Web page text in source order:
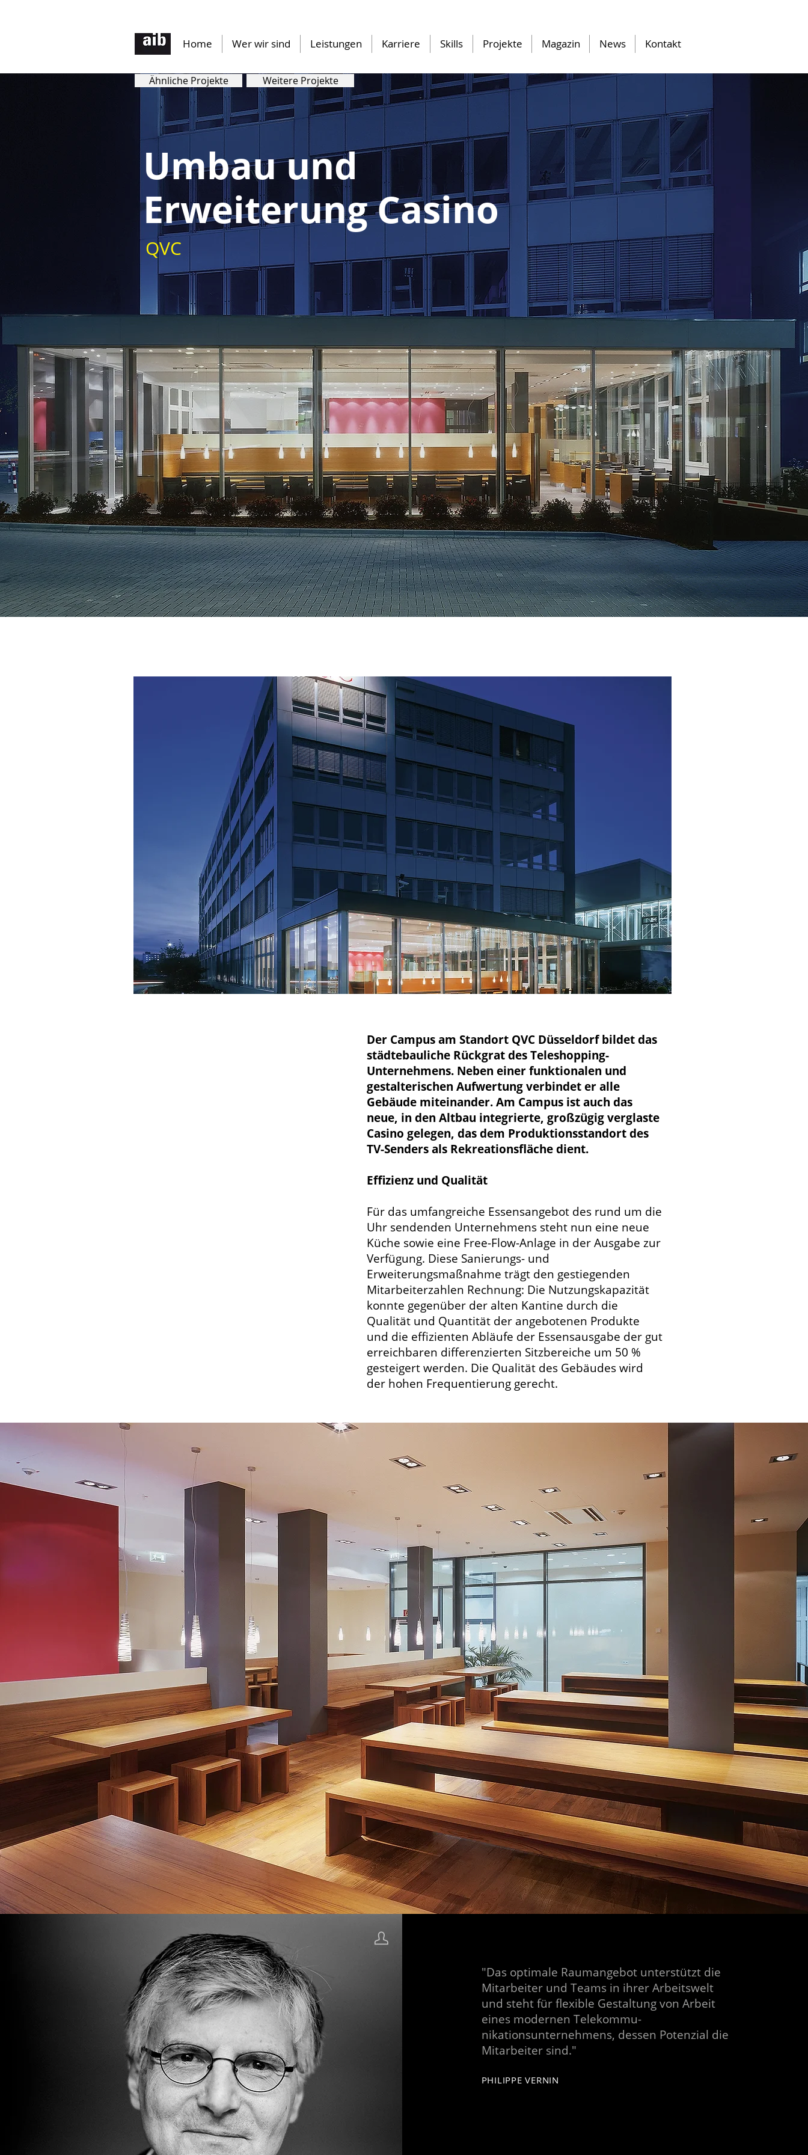
Home Wer wir sind Leistungen Karriere Skills Projekte Magazin News Kontakt
Ähnliche Projekte Weitere Projekte
Umbau und
Erweiterung Casino
QVC
Der Campus am Standort QVC Düsseldorf bildet das
städtebauliche Rückgrat des Teleshopping-
Unternehmens. Neben einer funktionalen und
gestalterischen Aufwertung verbindet er alle
Gebäude miteinander. Am Campus ist auch das
neue, in den Altbau integrierte, großzügig verglaste
Casino gelegen, das dem Produktionsstandort des
TV-Senders als Rekreationsfläche dient.
Effizienz und Qualität
Für das umfangreiche Essensangebot des rund um die
Uhr sendenden Unternehmens steht nun eine neue
Küche sowie eine Free-Flow-Anlage in der Ausgabe zur
Verfügung. Diese Sanierungs- und
Erweiterungsmaßnahme trägt den gestiegenden
Mitarbeiterzahlen Rechnung: Die Nutzungskapazität
konnte gegenüber der alten Kantine durch die
Qualität und Quantität der angebotenen Produkte
und die effizienten Abläufe der Essensausgabe der gut
erreichbaren differenzierten Sitzbereiche um 50 %
gesteigert werden. Die Qualität des Gebäudes wird
der hohen Frequentierung gerecht.
"Das optimale Raumangebot unterstützt die
Mitarbeiter und Teams in ihrer Arbeitswelt
und steht für flexible Gestaltung von Arbeit
eines modernen Telekommu­
nikationsunternehmens, dessen Potenzial die
Mitarbeiter sind."
PHILIPPE VERNIN